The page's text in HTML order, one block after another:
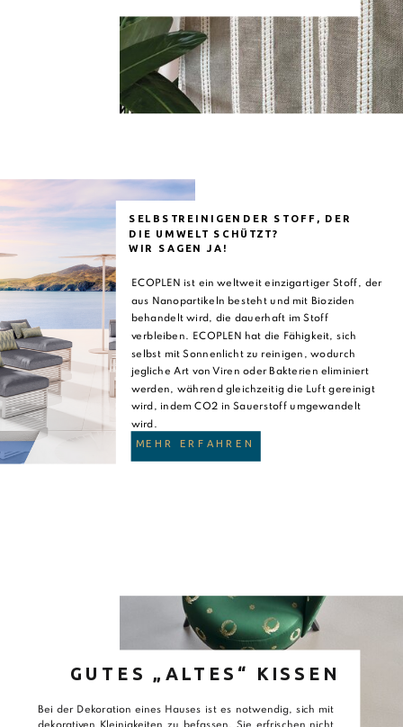
MEHR ERFAHREN
SELBSTREINIGENDER STOFF, DER
DIE UMWELT SCHÜTZT?
WIR SAGEN JA!
ECOPLEN ist ein weltweit einzigartiger Stoff, der
aus Nanopartikeln besteht und mit Bioziden
behandelt wird, die dauerhaft im Stoff
verbleiben. ECOPLEN hat die Fähigkeit, sich
selbst mit Sonnenlicht zu reinigen, wodurch
jegliche Art von Viren oder Bakterien eliminiert
werden, während gleichzeitig die Luft gereinigt
wird, indem CO2 in Sauerstoff umgewandelt
wird.
Bei der Dekoration eines Hauses ist es notwendig, sich mit
GUTES „ALTES“ KISSEN